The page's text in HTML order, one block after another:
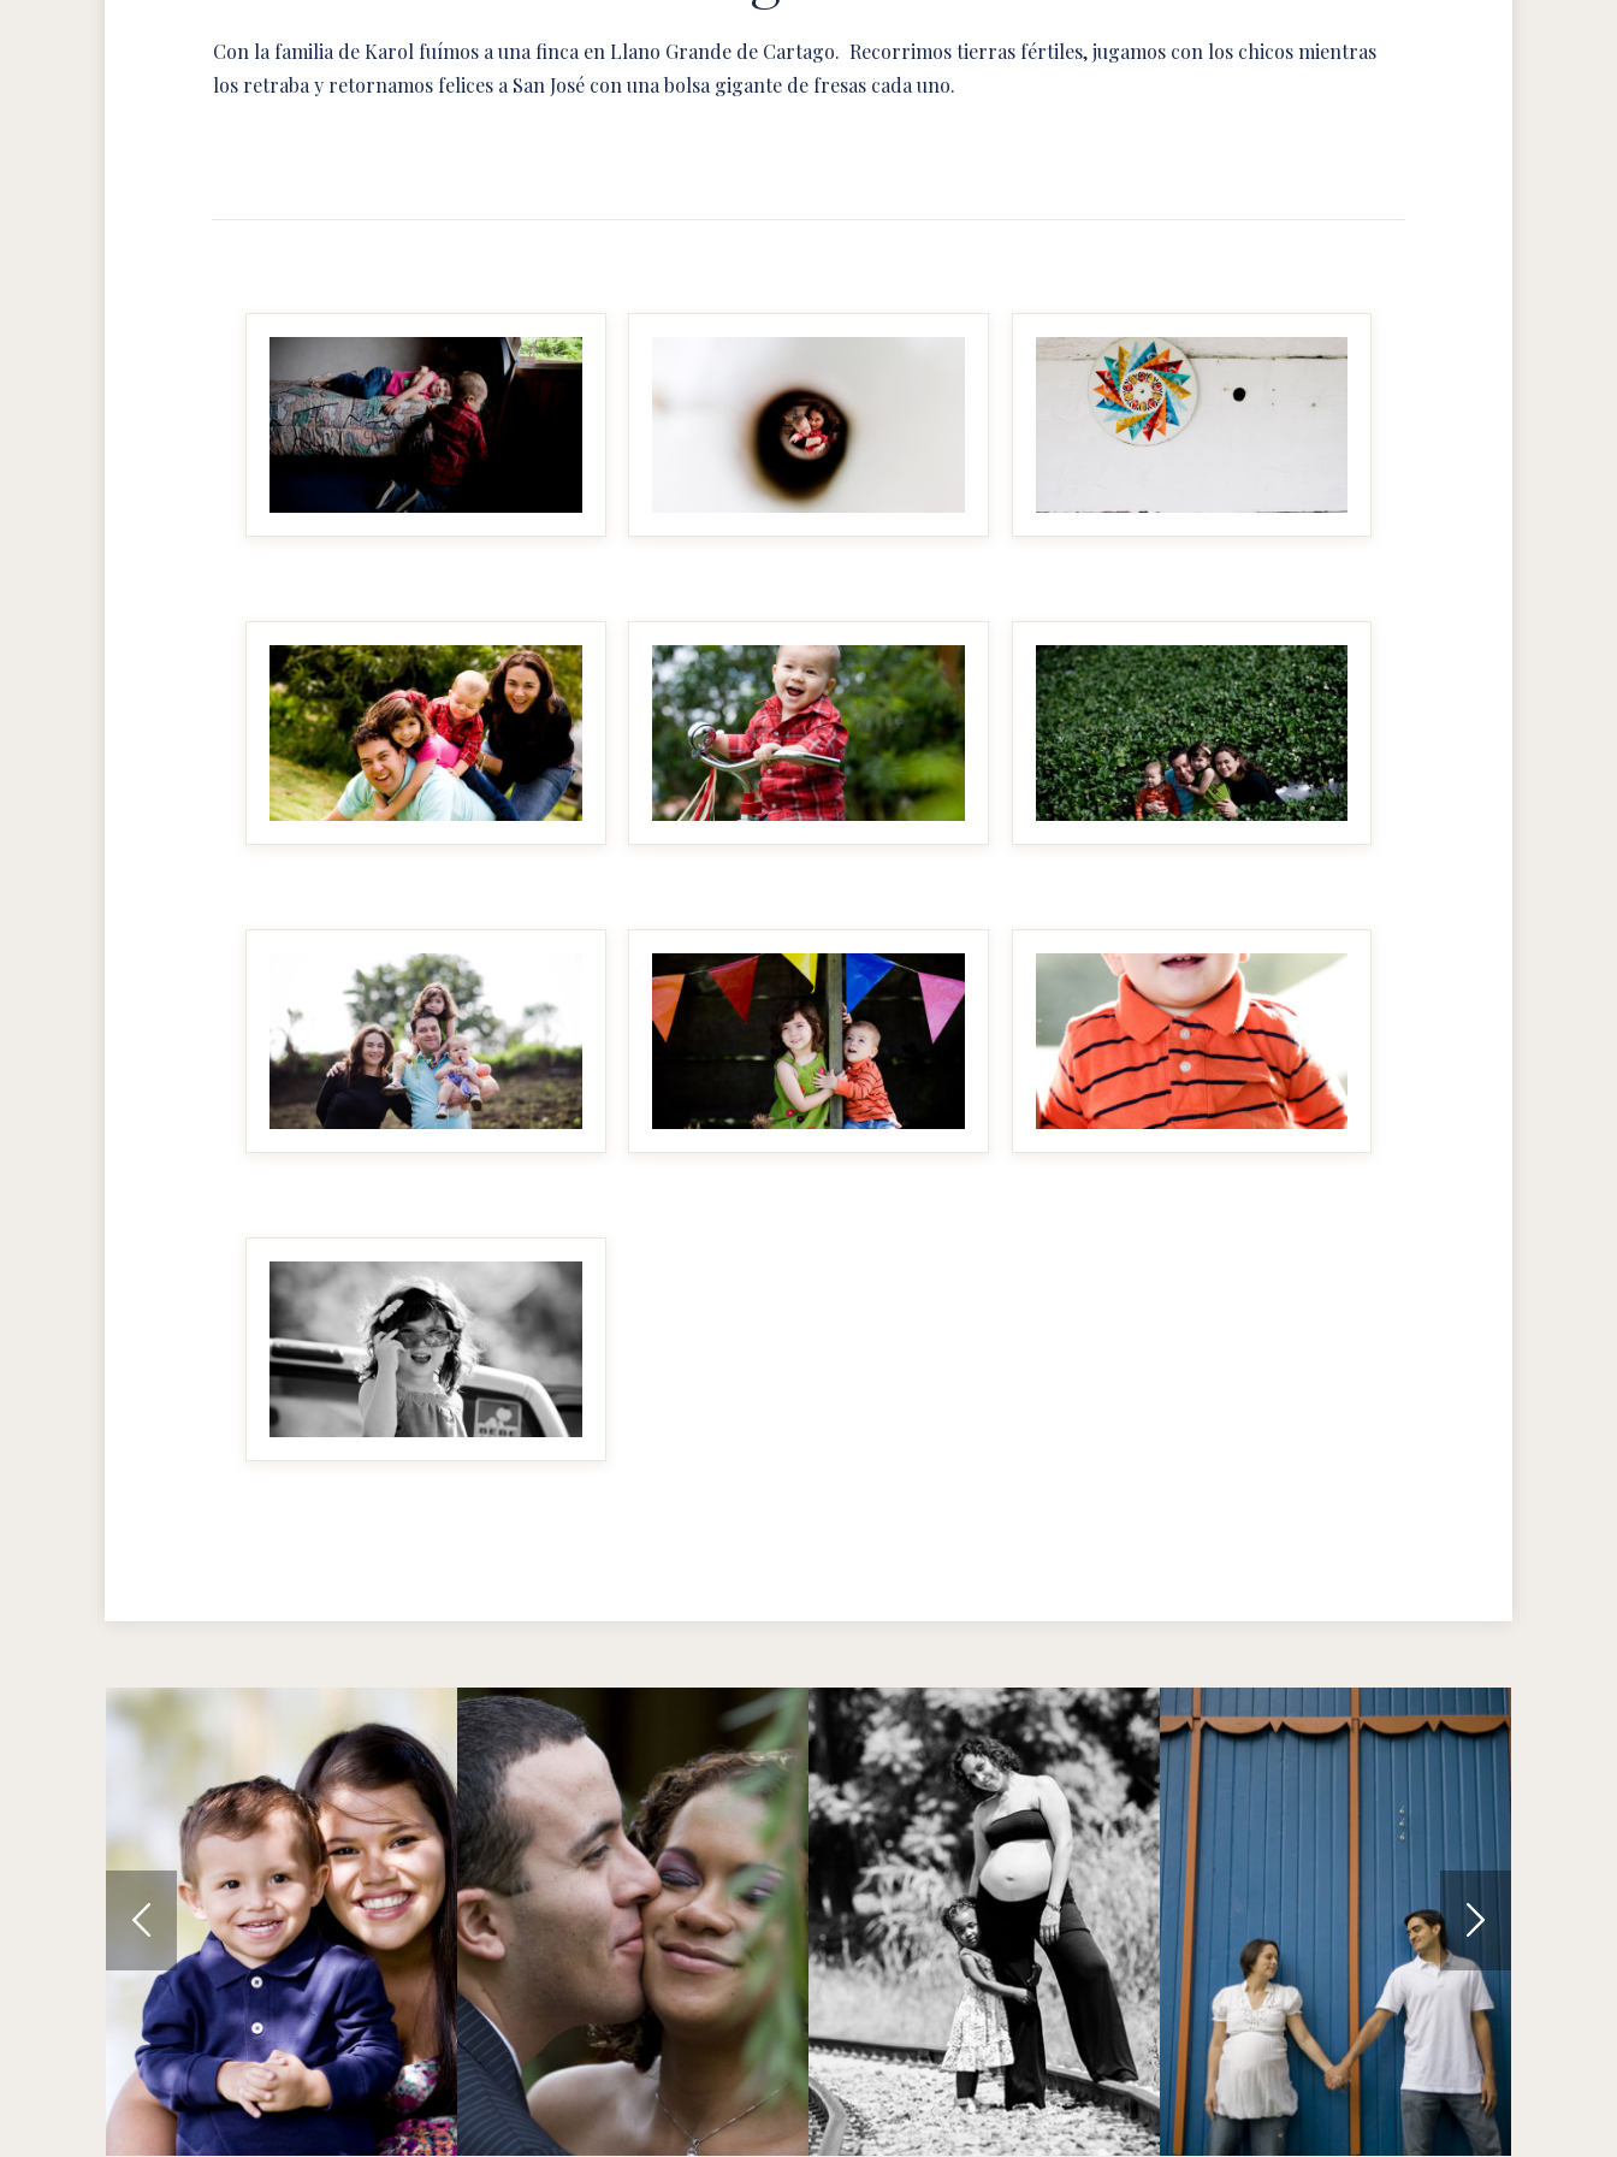
Con la familia de Karol fuímos a una finca en Llano Grande de Cartago. Recorrimos tierras fértiles, jugamos con los chicos mientras
los retraba y retornamos felices a San José con una bolsa gigante de fresas cada uno.
MAKE IT BIGGER MAKE IT BIGGER MAKE IT BIGGER
MAKE IT BIGGER MAKE IT BIGGER MAKE IT BIGGER
MAKE IT BIGGER MAKE IT BIGGER MAKE IT BIGGER
MAKE IT BIGGER